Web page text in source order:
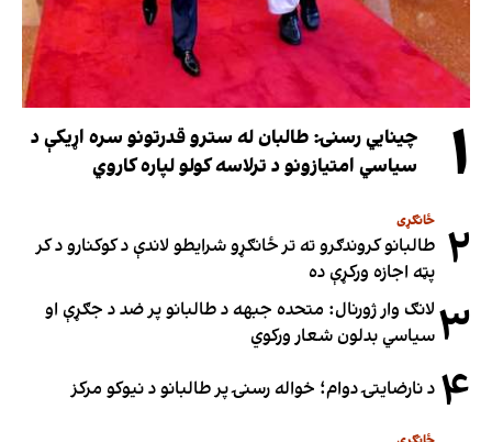
۱
چینایي رسنۍ: طالبان له سترو قدرتونو سره اړیکې د
سیاسي امتیازونو د ترلاسه کولو لپاره کاروي
۲ ځانګړی
طالبانو کروندګرو ته تر ځانګړو شرایطو لاندې د کوکنارو د کر
پټه اجازه ورکړې ده
۳ لانګ وار ژورنال: متحده جبهه د طالبانو پر ضد د جګړې او
سیاسي بدلون شعار ورکوي
۴ د نارضایتۍ دوام؛ خواله رسنۍ پر طالبانو د نیوکو مرکز